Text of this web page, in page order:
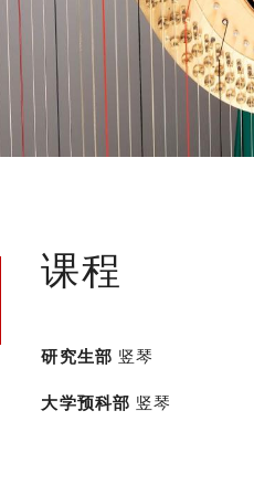
课程
研究生部 竖琴
大学预科部 竖琴